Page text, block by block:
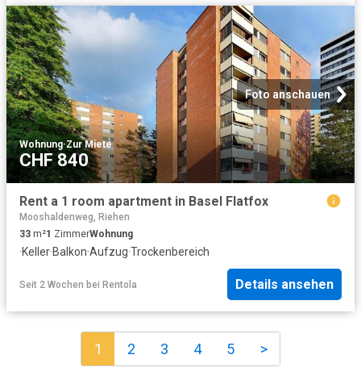
Foto anschauen
Wohnung·Zur Miete
CHF 840
Rent a 1 room apartment in Basel Flatfox
Mooshaldenweg, Riehen
33 m²1 ZimmerWohnung
·Keller·Balkon·Aufzug·Trockenbereich
Seit 2 Wochen bei Rentola Details ansehen
1 2 3 4 5 >